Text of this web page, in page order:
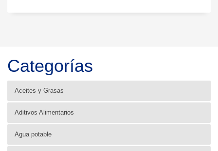
Categorías
Aceites y Grasas
Aditivos Alimentarios
Agua potable